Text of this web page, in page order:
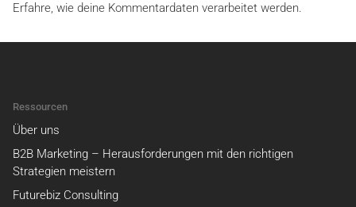
Erfahre, wie deine Kommentardaten verarbeitet werden.
Ressourcen
Über uns
B2B Marketing – Herausforderungen mit den richtigen
Strategien meistern
Futurebiz Consulting